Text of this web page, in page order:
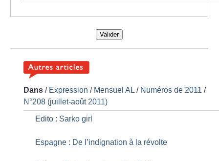
Valider
Dans / Expression / Mensuel AL / Numéros de 2011 /
N°208 (juillet-août 2011)
Edito : Sarko girl
Espagne : De l’indignation à la révolte